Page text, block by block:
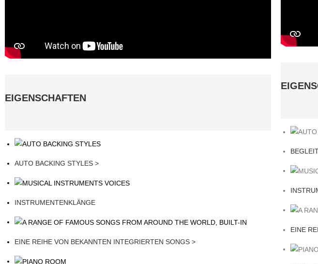
EIGENSCHAFTEN
AUTO BACKING STYLES >
INSTRUMENTENKLÄNGE
EINE REIHE VON BEKANNTEN INTEGRIERTEN SONGS >
EINE